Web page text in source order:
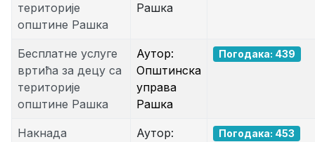
територије
општине Рашка
Рашка
Бесплатне услуге
вртића за децу са
територије
општине Рашка
Аутор:
Општинска
управа
Рашка
Погодака: 439
Накнада
Аутор:
Погодака: 453